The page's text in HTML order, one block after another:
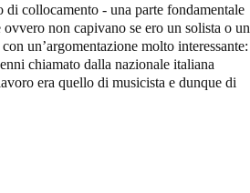
collocamento - una parte fondamentale
non capivano se ero un solista o un
un’argomentazione molto interessante:
chiamato dalla nazionale italiana
era quello di musicista e dunque di